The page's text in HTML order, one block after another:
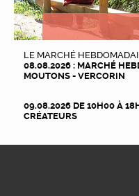
LE MARCHÉ
08.08.2026 : MARCHÉ
MOUTONS - VERCORIN
09.08.2026 DE 10H00 À
CRÉATEURS